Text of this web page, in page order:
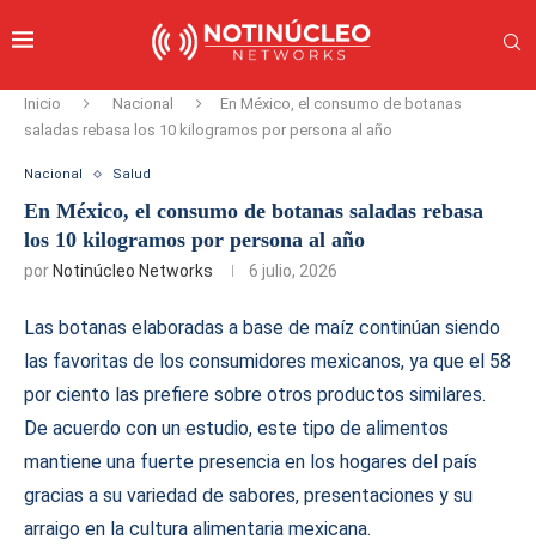
Inicio Nacional
En México, el consumo de botanas
saladas rebasa los 10 kilogramos por persona al año
Nacional Salud
En México, el consumo de botanas saladas rebasa
los 10 kilogramos por persona al año
por Notinúcleo Networks 6 julio, 2026
Las botanas elaboradas a base de maíz continúan siendo
las favoritas de los consumidores mexicanos, ya que el 58
por ciento las prefiere sobre otros productos similares.
De acuerdo con un estudio, este tipo de alimentos
mantiene una fuerte presencia en los hogares del país
gracias a su variedad de sabores, presentaciones y su
arraigo en la cultura alimentaria mexicana.